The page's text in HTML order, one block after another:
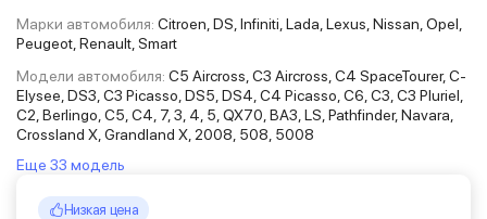
Марки автомобиля: Citroen, DS, Infiniti, Lada, Lexus, Nissan, Opel,
Peugeot, Renault, Smart
Модели автомобиля: C5 Aircross, C3 Aircross, C4 SpaceTourer, C-
Elysee, DS3, C3 Picasso, DS5, DS4, C4 Picasso, C6, C3, C3 Pluriel,
C2, Berlingo, C5, C4, 7, 3, 4, 5, QX70, ВАЗ, LS, Pathfinder, Navara,
Crossland X, Grandland X, 2008, 508, 5008
Еще 33 модель
Низкая цена